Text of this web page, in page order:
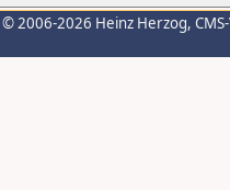
© 2006-2026 Heinz Herzog,